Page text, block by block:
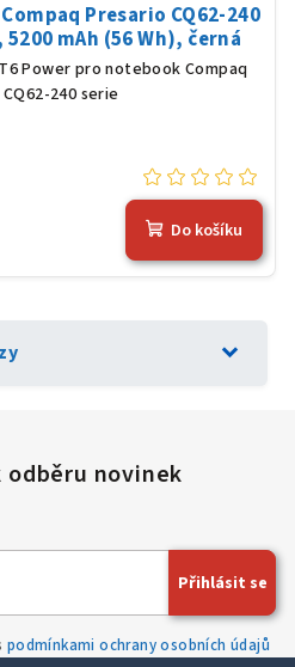
Presario CQ62-240
mAh (56 Wh), černá
Power pro notebook Compaq
240 serie
Do košíku
expand_more
podmínkami ochrany osobních údajů
Přihlásit se